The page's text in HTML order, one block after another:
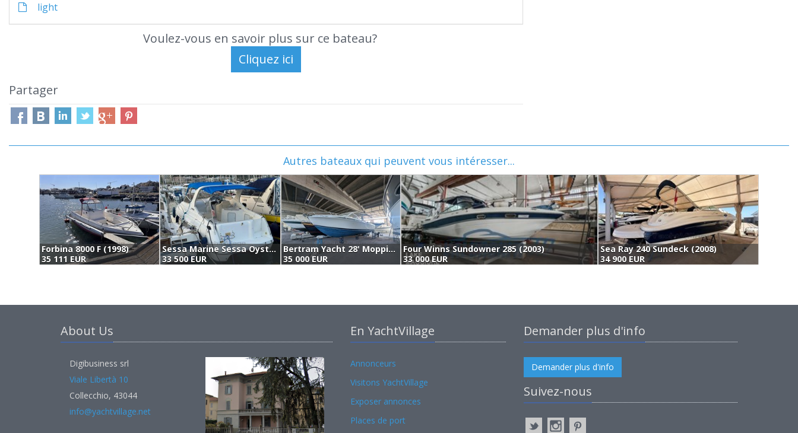
light
Voulez-vous en savoir plus sur ce bateau?
Partager
Autres bateaux qui peuvent vous intéresser...
Forbina 8000 F (1998)
35 111 EUR
Sessa Marine Sessa Oyster 27 (1998)
33 500 EUR
Bertram Yacht 28' Moppie (1992)
35 000 EUR
Four Winns Sundowner 285 (2003)
33 000 EUR
Sea Ray 240 Sundeck (2008)
34 900 EUR
About Us
Digibusiness srl
Viale Libertà 10
Collecchio, 43044
info@yachtvillage.net
En YachtVillage
Annonceurs
Visitons YachtVillage
Exposer annonces
Places de port
Demander plus d'info
Demander plus d'info
Suivez-nous